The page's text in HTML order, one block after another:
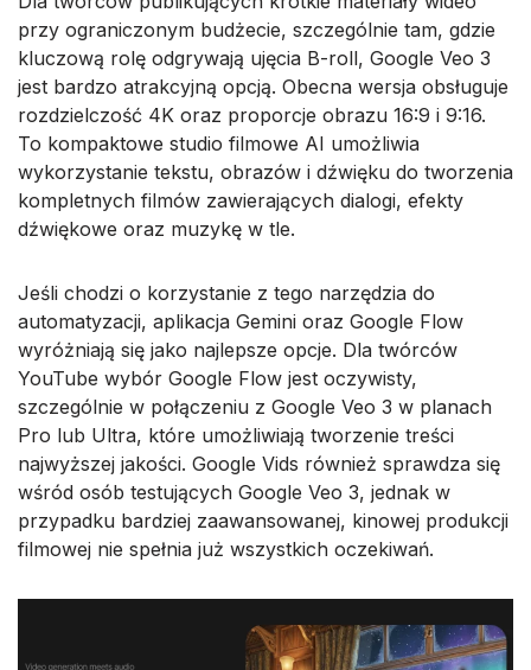
przy ograniczonym budżecie, szczególnie tam, gdzie
kluczową rolę odgrywają ujęcia B-roll, Google Veo 3
jest bardzo atrakcyjną opcją. Obecna wersja obsługuje
rozdzielczość 4K oraz proporcje obrazu 16:9 i 9:16.
To kompaktowe studio filmowe AI umożliwia
wykorzystanie tekstu, obrazów i dźwięku do tworzenia
kompletnych filmów zawierających dialogi, efekty
dźwiękowe oraz muzykę w tle.
Jeśli chodzi o korzystanie z tego narzędzia do
automatyzacji, aplikacja Gemini oraz Google Flow
wyróżniają się jako najlepsze opcje. Dla twórców
YouTube wybór Google Flow jest oczywisty,
szczególnie w połączeniu z Google Veo 3 w planach
Pro lub Ultra, które umożliwiają tworzenie treści
najwyższej jakości. Google Vids również sprawdza się
wśród osób testujących Google Veo 3, jednak w
przypadku bardziej zaawansowanej, kinowej produkcji
filmowej nie spełnia już wszystkich oczekiwań.